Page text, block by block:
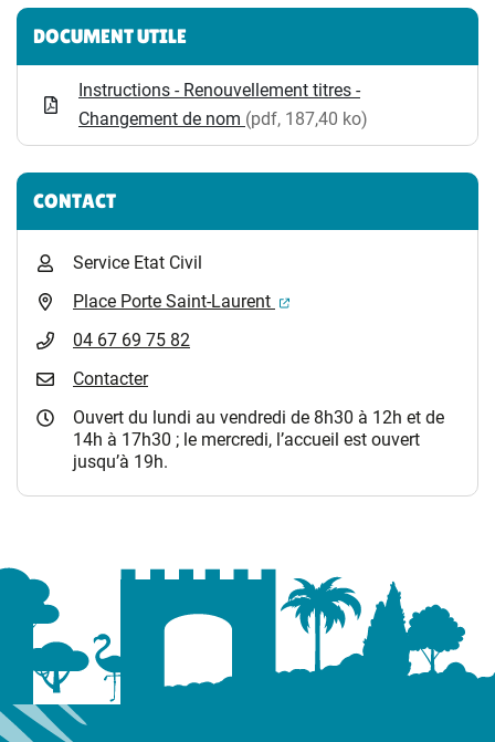
Informations complémentaires
DOCUMENT UTILE
Instructions - Renouvellement titres -
Changement de nom (pdf, 187,40 ko)
CONTACT
Service Etat Civil
Place Porte Saint-Laurent
(ouverture dans un
04 67 69 75 82
Contacter
Ouvert du lundi au vendredi de 8h30 à 12h et de
14h à 17h30 ; le mercredi, l’accueil est ouvert
jusqu’à 19h.